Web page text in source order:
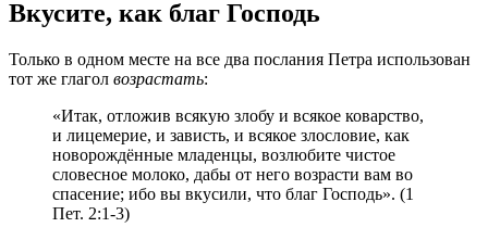
Вкусите, как благ Господь
Только в одном месте на все два послания Петра использован
тот же глагол возрастать:
«Итак, отложив всякую злобу и всякое коварство,
и лицемерие, и зависть, и всякое злословие, как
новорождённые младенцы, возлюбите чистое
словесное молоко, дабы от него возрасти вам во
спасение; ибо вы вкусили, что благ Господь». (1
Пет. 2:1-3)